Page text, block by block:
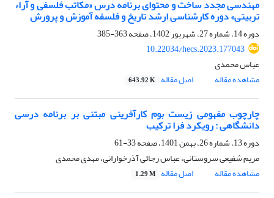
مهندسی مجدد ساخت و محتوای برنامه‌ درس «مکاتب فلسفی و آراء
تربیتی» دوره‌ کارشناسی ارشد تاریخ و فلسفه آموزش و پرورش
دوره 14، شماره 27، شهریور 1402، صفحه
363-385
10.22034/hecs.2023.177043
عباس محمدی
مشاهده مقاله
اصل مقاله 643.92 K
چارچوب مفهومی زیست بوم کارآفرینی مبتنی بر برنامه درسی
دانشگاهی : رویکرد فرا ترکیب
دوره 13، شماره 26، بهمن 1401، صفحه
33-61
مریم شفیعی سروستانی، عباس رجائی آذرخوارانی، مهدی محمدی
مشاهده مقاله
اصل مقاله 1.29 M